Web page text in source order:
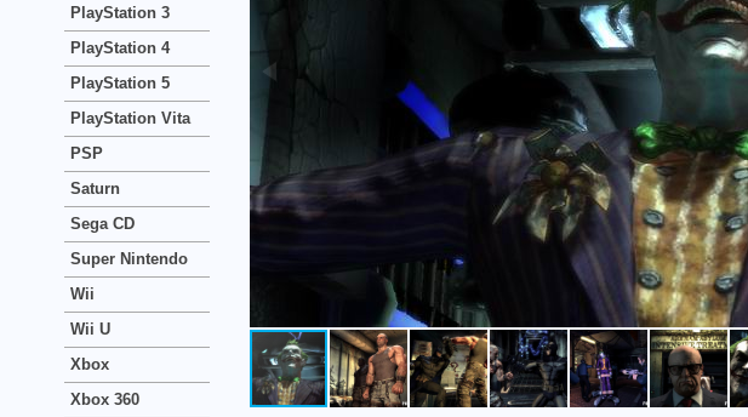
PlayStation 3
PlayStation 4
PlayStation 5
PlayStation Vita
PSP
Saturn
Sega CD
Super Nintendo
Wii
Wii U
Xbox
Xbox 360